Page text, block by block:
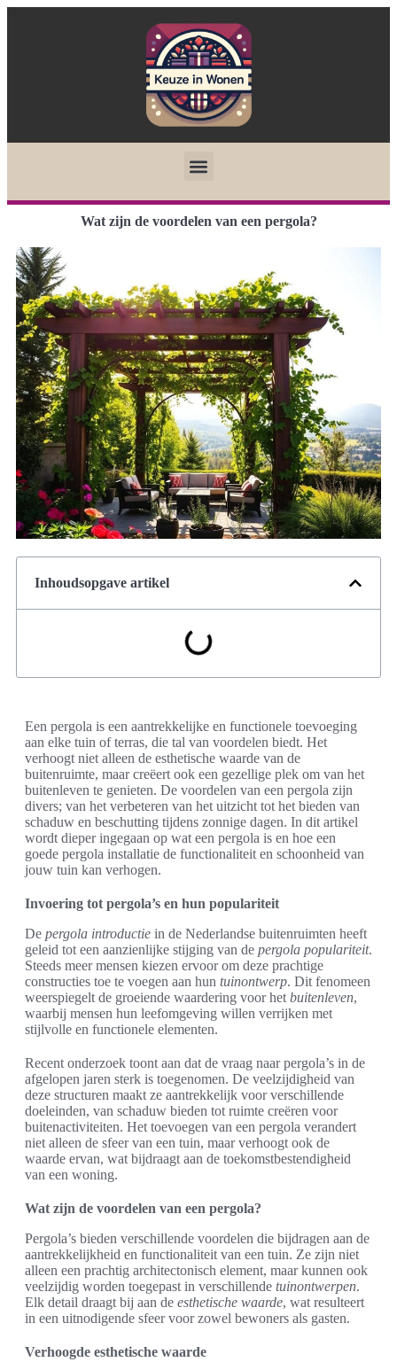
Wat zijn de voordelen van een pergola?
Inhoudsopgave artikel
Een pergola is een aantrekkelijke en functionele toevoeging
aan elke tuin of terras, die tal van voordelen biedt. Het
verhoogt niet alleen de esthetische waarde van de
buitenruimte, maar creëert ook een gezellige plek om van het
buitenleven te genieten. De voordelen van een pergola zijn
divers; van het verbeteren van het uitzicht tot het bieden van
schaduw en beschutting tijdens zonnige dagen. In dit artikel
wordt dieper ingegaan op wat een pergola is en hoe een
goede pergola installatie de functionaliteit en schoonheid van
jouw tuin kan verhogen.
Invoering tot pergola’s en hun populariteit
De pergola introductie in de Nederlandse buitenruimten heeft
geleid tot een aanzienlijke stijging van de pergola populariteit.
Steeds meer mensen kiezen ervoor om deze prachtige
constructies toe te voegen aan hun tuinontwerp. Dit fenomeen
weerspiegelt de groeiende waardering voor het buitenleven,
waarbij mensen hun leefomgeving willen verrijken met
stijlvolle en functionele elementen.
Recent onderzoek toont aan dat de vraag naar pergola’s in de
afgelopen jaren sterk is toegenomen. De veelzijdigheid van
deze structuren maakt ze aantrekkelijk voor verschillende
doeleinden, van schaduw bieden tot ruimte creëren voor
buitenactiviteiten. Het toevoegen van een pergola verandert
niet alleen de sfeer van een tuin, maar verhoogt ook de
waarde ervan, wat bijdraagt aan de toekomstbestendigheid
van een woning.
Wat zijn de voordelen van een pergola?
Pergola’s bieden verschillende voordelen die bijdragen aan de
aantrekkelijkheid en functionaliteit van een tuin. Ze zijn niet
alleen een prachtig architectonisch element, maar kunnen ook
veelzijdig worden toegepast in verschillende tuinontwerpen.
Elk detail draagt bij aan de esthetische waarde, wat resulteert
in een uitnodigende sfeer voor zowel bewoners als gasten.
Verhoogde esthetische waarde